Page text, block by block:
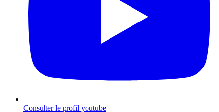
Consulter le profil youtube